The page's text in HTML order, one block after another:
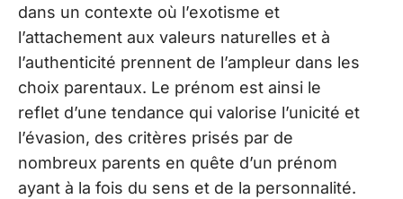
dans un contexte où l’exotisme et
l’attachement aux valeurs naturelles et à
l’authenticité prennent de l’ampleur dans les
choix parentaux. Le prénom est ainsi le
reflet d’une tendance qui valorise l’unicité et
l’évasion, des critères prisés par de
nombreux parents en quête d’un prénom
ayant à la fois du sens et de la personnalité.